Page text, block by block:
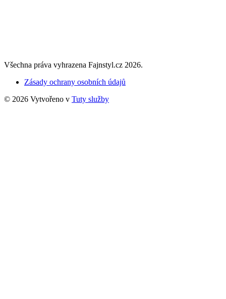
Všechna práva vyhrazena Fajnstyl.cz 2026.
Zásady ochrany osobních údajů
© 2026 Vytvořeno v Tuty služby